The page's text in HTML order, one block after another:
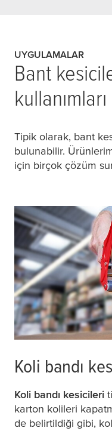
UYGULAMALAR
Bant
kullanımları
Tipik olarak, bant
bulunabilir.
için birçok çözüm
Koli bandı
Koli bandı kesicileri
karton kolileri
de belirtildiği gibi,